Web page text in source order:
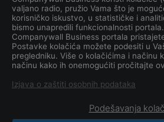
Koji je datum
kompanijeFABRIKA
POLJOPRIVREDNE
MEHANIZACIJE
AGROMEHANIKA?
valjano radio, pružio Vama što je
korisničko iskustvo, u statističke i
bismo unapredili funkcionalnosti
Companywall Business portala
Postavke kolačića možete podesiti u
pregledniku. Više o kolačićima i načinu
načinu kako ih onemogućiti pročitajte
Izjava o zaštiti osobnih podataka
Podešavanja